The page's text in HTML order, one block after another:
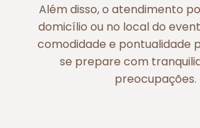
Além disso, o atendimento
domicílio ou no local do
comodidade e pontualidade
se prepare com
preocupações.